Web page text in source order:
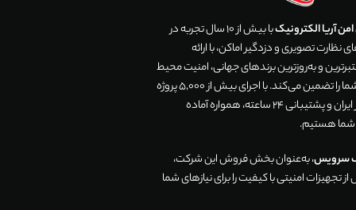
آریا الکترونیک
با بیش از 10 سال تجربه در
تصویری و دزدگیر اماکن، با ارائه
و به‌روزترین برندهای جهانی، امنیت محیط
زندگی و تجارت شما را تضمین می‌کند. با اجرای بیش از 5,000 پروژه
موفق در سراسر ایران و پشتیبانی 24 ساعته، همواره آماده
شما هستیم.
سرویس، به‌عنوان بخش فروش این شرکت،
تجهیزات امنیتی با کیفیت را برای نیازهای شما